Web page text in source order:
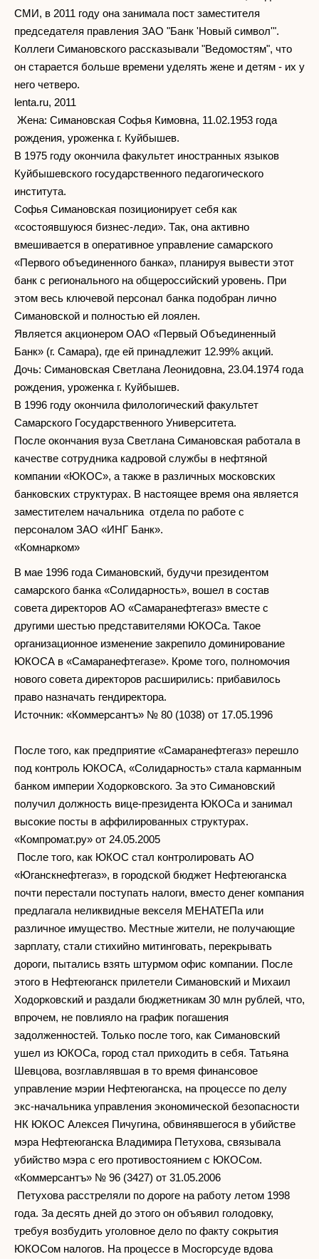
СМИ, в 2011 году она занимала пост заместителя
председателя правления ЗАО "Банк 'Новый символ'".
Коллеги Симановского рассказывали "Ведомостям", что
он старается больше времени уделять жене и детям - их у
него четверо.
lenta.ru, 2011
Жена: Симановская Софья Кимовна, 11.02.1953 года
рождения, уроженка г. Куйбышев.
В 1975 году окончила факультет иностранных языков
Куйбышевского государственного педагогического
института.
Софья Симановская позиционирует себя как
«состоявшуюся бизнес-леди». Так, она активно
вмешивается в оперативное управление самарского
«Первого объединенного банка», планируя вывести этот
банк с регионального на общероссийский уровень. При
этом весь ключевой персонал банка подобран лично
Симановской и полностью ей лоялен.
Является акционером ОАО «Первый Объединенный
Банк» (г. Самара), где ей принадлежит 12.99% акций.
Дочь: Симановская Светлана Леонидовна, 23.04.1974 года
рождения, уроженка г. Куйбышев.
В 1996 году окончила филологический факультет
Самарского Государственного Университета.
После окончания вуза Светлана Симановская работала в
качестве сотрудника кадровой службы в нефтяной
компании «ЮКОС», а также в различных московских
банковских структурах. В настоящее время она является
заместителем начальника отдела по работе с
персоналом ЗАО «ИНГ Банк».
«Комнарком»
В мае 1996 года Симановский, будучи президентом
самарского банка «Солидарность», вошел в состав
совета директоров АО «Самаранефтегаз» вместе с
другими шестью представителями ЮКОСа. Такое
организационное изменение закрепило доминирование
ЮКОСА в «Самаранефтегазе». Кроме того, полномочия
нового совета директоров расширились: прибавилось
право назначать гендиректора.
Источник: «Коммерсантъ» № 80 (1038) от 17.05.1996
После того, как предприятие «Самаранефтегаз» перешло
под контроль ЮКОСА, «Солидарность» стала карманным
банком империи Ходорковского. За это Симановский
получил должность вице-президента ЮКОСа и занимал
высокие посты в аффилированных структурах.
«Компромат.ру» от 24.05.2005
После того, как ЮКОС стал контролировать АО
«Юганскнефтегаз», в городской бюджет Нефтеюганска
почти перестали поступать налоги, вместо денег компания
предлагала неликвидные векселя МЕНАТЕПа или
различное имущество. Местные жители, не получающие
зарплату, стали стихийно митинговать, перекрывать
дороги, пытались взять штурмом офис компании. После
этого в Нефтеюганск прилетели Симановский и Михаил
Ходорковский и раздали бюджетникам 30 млн рублей, что,
впрочем, не повлияло на график погашения
задолженностей. Только после того, как Симановский
ушел из ЮКОСа, город стал приходить в себя. Татьяна
Шевцова, возглавлявшая в то время финансовое
управление мэрии Нефтеюганска, на процессе по делу
экс-начальника управления экономической безопасности
НК ЮКОС Алексея Пичугина, обвинявшегося в убийстве
мэра Нефтеюганска Владимира Петухова, связывала
убийство мэра с его противостоянием с ЮКОСом.
«Коммерсантъ» № 96 (3427) от 31.05.2006
Петухова расстреляли по дороге на работу летом 1998
года. За десять дней до этого он объявил голодовку,
требуя возбудить уголовное дело по факту сокрытия
ЮКОСом налогов. На процессе в Мосгорсуде вдова